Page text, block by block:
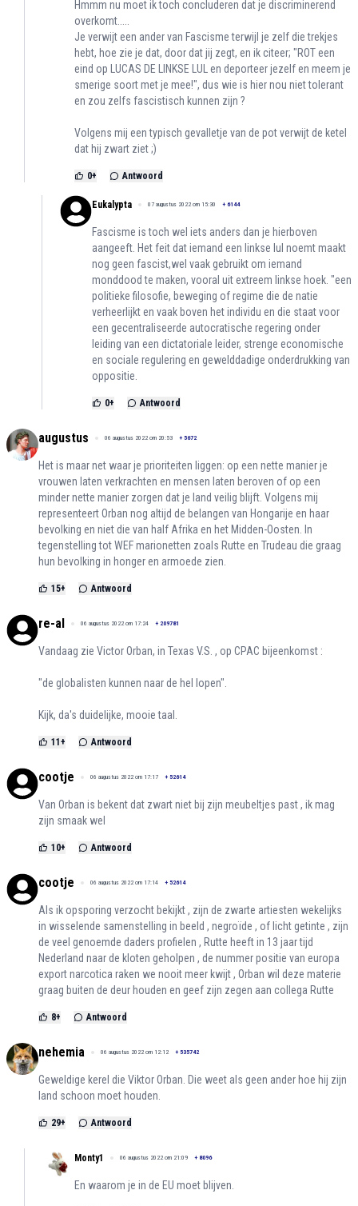
Hmmm nu moet ik toch concluderen dat je discriminerend
overkomt.....
Je verwijt een ander van Fascisme terwijl je zelf die trekjes
hebt, hoe zie je dat, door dat jij zegt, en ik citeer; "ROT een
eind op LUCAS DE LINKSE LUL en deporteer jezelf en meem je
smerige soort met je mee!", dus wie is hier nou niet tolerant
en zou zelfs fascistisch kunnen zijn ?
Volgens mij een typisch gevalletje van de pot verwijt de ketel
dat hij zwart ziet ;)
0+ Antwoord
Eukalypta 07 augustus 2022 om 15:30 + 6144
Fascisme is toch wel iets anders dan je hierboven
aangeeft. Het feit dat iemand een linkse lul noemt maakt
nog geen fascist,wel vaak gebruikt om iemand
monddood te maken, vooral uit extreem linkse hoek. "een
politieke filosofie, beweging of regime die de natie
verheerlijkt en vaak boven het individu en die staat voor
een gecentraliseerde autocratische regering onder
leiding van een dictatoriale leider, strenge economische
en sociale regulering en gewelddadige onderdrukking van
oppositie.
0+ Antwoord
augustus 06 augustus 2022 om 20:53 + 5672
Het is maar net waar je prioriteiten liggen: op een nette manier je
vrouwen laten verkrachten en mensen laten beroven of op een
minder nette manier zorgen dat je land veilig blijft. Volgens mij
representeert Orban nog altijd de belangen van Hongarije en haar
bevolking en niet die van half Afrika en het Midden-Oosten. In
tegenstelling tot WEF marionetten zoals Rutte en Trudeau die graag
hun bevolking in honger en armoede zien.
15+ Antwoord
re-al 06 augustus 2022 om 17:24 + 209781
Vandaag zie Victor Orban, in Texas V.S. , op CPAC bijeenkomst :
"de globalisten kunnen naar de hel lopen".
Kijk, da's duidelijke, mooie taal.
11 + Antwoord
cootje 06 augustus 2022 om 17:17 + 52614
Van Orban is bekent dat zwart niet bij zijn meubeltjes past , ik mag
zijn smaak wel
10+ Antwoord
cootje 06 augustus 2022 om 17:14 + 52614
Als ik opsporing verzocht bekijkt , zijn de zwarte artiesten wekelijks
in wisselende samenstelling in beeld , negroïde , of licht getinte , zijn
de veel genoemde daders profielen , Rutte heeft in 13 jaar tijd
Nederland naar de kloten geholpen , de nummer positie van europa
export narcotica raken we nooit meer kwijt , Orban wil deze materie
graag buiten de deur houden en geef zijn zegen aan collega Rutte
8+ Antwoord
nehemia 06 augustus 2022 om 12:12 + 535742
Geweldige kerel die Viktor Orban. Die weet als geen ander hoe hij zijn
land schoon moet houden.
29+ Antwoord
Monty1 06 augustus 2022 om 21:09 + 8096
En waarom je in de EU moet blijven.